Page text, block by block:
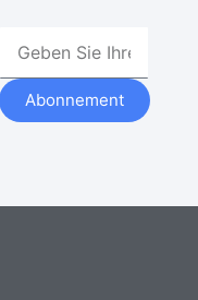
Abonnement